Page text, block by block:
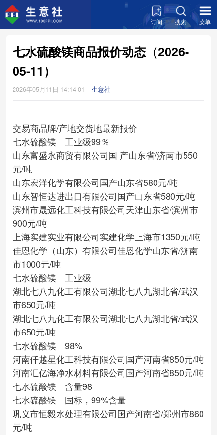
订阅 搜索 菜单
七水硫酸镁商品报价动态（2026-
05-11）
2026年05月11日 14:14:01 生意社
交易商品牌/产地交货地最新报价
七水硫酸镁 工业级99％
山东富盛永商贸有限公司国 产山东省/济南市550
元/吨
山东宏洋化学有限公司国产山东省580元/吨
山东智恒达进出口有限公司国产山东省580元/吨
滨州市晟远化工科技有限公司天津山东省/滨州市
900元/吨
上海实建实业有限公司实建化学 上海市1350元/吨
佳恩化学（山东）有限公司佳恩化学山东省/济南
市1000元/吨
七水硫酸镁 工业级
湖北七八九化工有限公司湖北七八九湖北省/武汉
市650元/吨
湖北七八九化工有限公司湖北七八九湖北省/武汉
市650元/吨
七水硫酸镁 98%
河南仟越星化工科技有限公司国产河南省850元/吨
河南汇亿海净水材料有限公司国产河南省850元/吨
七水硫酸镁 含量98
七水硫酸镁 国标，99%含量
巩义市恒毅水处理有限公司国产河南省/郑州市860
元/吨